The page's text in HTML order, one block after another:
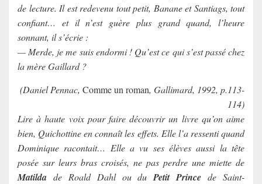
de lecture. Il est redevenu tout petit, Banane et Santiags, tout
confiant… et il n’est guère plus grand quand, l’heure
sonnant, il s’écrie :
— Merde, je me suis endormi ! Qu’est ce qui s’est passé chez
la mère Gaillard ?
(Daniel Pennac, Comme un roman, Gallimard, 1992, p.113-
114)
Lire à haute voix pour faire découvrir un livre qu’on aime
bien, Quichottine en connaît les effets. Elle l’a ressenti quand
Dominique racontait… Elle a vu ses élèves aussi la tête
posée sur leurs bras croisés, ne pas perdre une miette de
Matilda de Roald Dahl ou duPetit Prince de Saint-